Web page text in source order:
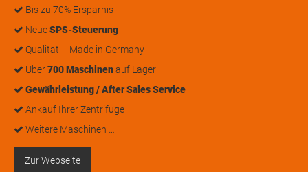
Bis zu 70% Ersparnis
NeueSPS-Steuerung
Qualität – Made in Germany
Über700 Maschinenauf Lager
Gewährleistung / After Sales Service
Ankauf Ihrer Zentrifuge
Weitere Maschinen …
Zur Webseite